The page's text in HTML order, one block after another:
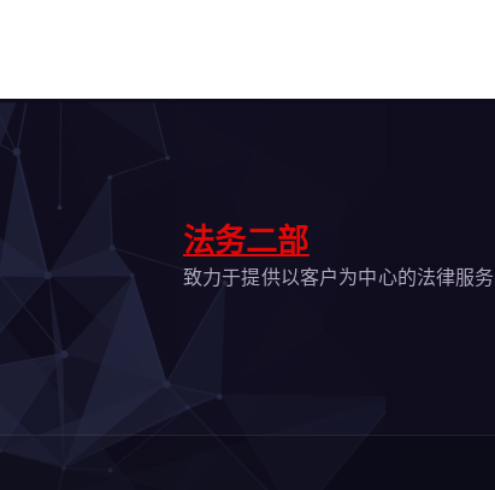
法务二部
致力于提供以客户为中心的法律服务